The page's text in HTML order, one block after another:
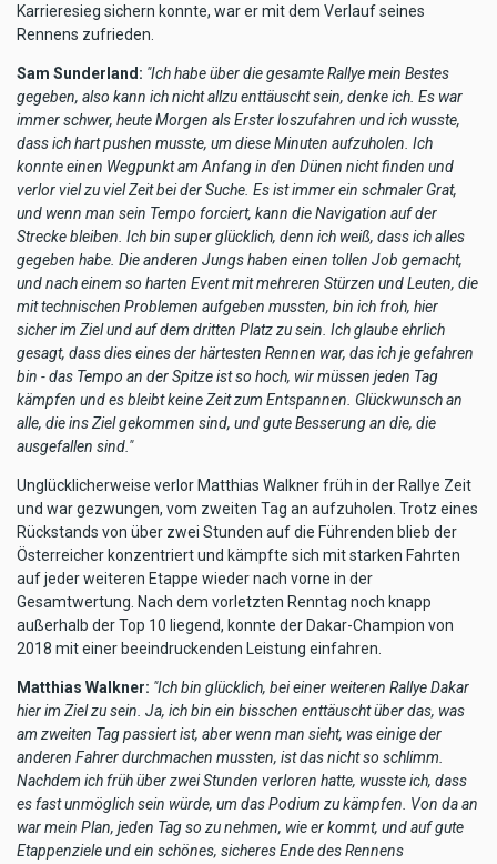
Karrieresieg sichern konnte, war er mit dem Verlauf seines
Rennens zufrieden.
Sam Sunderland: "Ich habe über die gesamte Rallye mein Bestes
gegeben, also kann ich nicht allzu enttäuscht sein, denke ich. Es war
immer schwer, heute Morgen als Erster loszufahren und ich wusste,
dass ich hart pushen musste, um diese Minuten aufzuholen. Ich
konnte einen Wegpunkt am Anfang in den Dünen nicht finden und
verlor viel zu viel Zeit bei der Suche. Es ist immer ein schmaler Grat,
und wenn man sein Tempo forciert, kann die Navigation auf der
Strecke bleiben. Ich bin super glücklich, denn ich weiß, dass ich alles
gegeben habe. Die anderen Jungs haben einen tollen Job gemacht,
und nach einem so harten Event mit mehreren Stürzen und Leuten, die
mit technischen Problemen aufgeben mussten, bin ich froh, hier
sicher im Ziel und auf dem dritten Platz zu sein. Ich glaube ehrlich
gesagt, dass dies eines der härtesten Rennen war, das ich je gefahren
bin - das Tempo an der Spitze ist so hoch, wir müssen jeden Tag
kämpfen und es bleibt keine Zeit zum Entspannen. Glückwunsch an
alle, die ins Ziel gekommen sind, und gute Besserung an die, die
ausgefallen sind."
Unglücklicherweise verlor Matthias Walkner früh in der Rallye Zeit
und war gezwungen, vom zweiten Tag an aufzuholen. Trotz eines
Rückstands von über zwei Stunden auf die Führenden blieb der
Österreicher konzentriert und kämpfte sich mit starken Fahrten
auf jeder weiteren Etappe wieder nach vorne in der
Gesamtwertung. Nach dem vorletzten Renntag noch knapp
außerhalb der Top 10 liegend, konnte der Dakar-Champion von
2018 mit einer beeindruckenden Leistung einfahren.
Matthias Walkner: "Ich bin glücklich, bei einer weiteren Rallye Dakar
hier im Ziel zu sein. Ja, ich bin ein bisschen enttäuscht über das, was
am zweiten Tag passiert ist, aber wenn man sieht, was einige der
anderen Fahrer durchmachen mussten, ist das nicht so schlimm.
Nachdem ich früh über zwei Stunden verloren hatte, wusste ich, dass
es fast unmöglich sein würde, um das Podium zu kämpfen. Von da an
war mein Plan, jeden Tag so zu nehmen, wie er kommt, und auf gute
Etappenziele und ein schönes, sicheres Ende des Rennens